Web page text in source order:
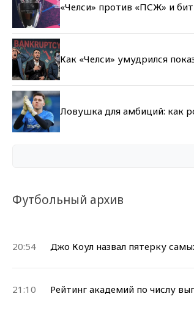
«Челси» против «ПСЖ» и
Как «Челси» умудрился
Ловушка для амбиций: как
Футбольный архив
20:54 Джо Коул назвал пятерку
21:10 Рейтинг академий по числу